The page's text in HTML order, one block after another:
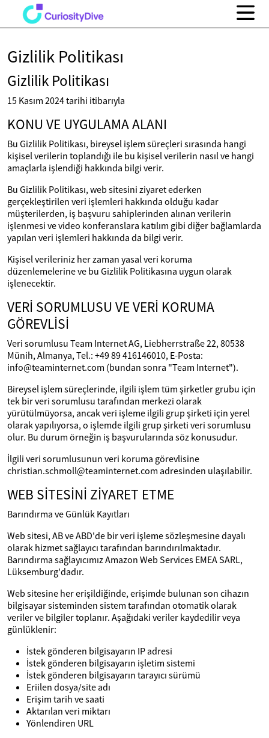
Gizlilik Politikası
Gizlilik Politikası
15 Kasım 2024 tarihi itibarıyla
KONU VE UYGULAMA ALANI
Bu Gizlilik Politikası, bireysel işlem süreçleri sırasında hangi
kişisel verilerin toplandığı ile bu kişisel verilerin nasıl ve hangi
amaçlarla işlendiği hakkında bilgi verir.
Bu Gizlilik Politikası, web sitesini ziyaret ederken
gerçekleştirilen veri işlemleri hakkında olduğu kadar
müşterilerden, iş başvuru sahiplerinden alınan verilerin
işlenmesi ve video konferanslara katılım gibi diğer bağlamlarda
yapılan veri işlemleri hakkında da bilgi verir.
Kişisel verileriniz her zaman yasal veri koruma
düzenlemelerine ve bu Gizlilik Politikasına uygun olarak
işlenecektir.
VERİ SORUMLUSU VE VERİ KORUMA
GÖREVLİSİ
Veri sorumlusu Team Internet AG, Liebherrstraße 22, 80538
Münih, Almanya, Tel.: +49 89 416146010, E-Posta:
info@teaminternet.com (bundan sonra "Team Internet").
Bireysel işlem süreçlerinde, ilgili işlem tüm şirketler grubu için
tek bir veri sorumlusu tarafından merkezi olarak
yürütülmüyorsa, ancak veri işleme ilgili grup şirketi için yerel
olarak yapılıyorsa, o işlemde ilgili grup şirketi veri sorumlusu
olur. Bu durum örneğin iş başvurularında söz konusudur.
İlgili veri sorumlusunun veri koruma görevlisine
christian.schmoll@teaminternet.com adresinden ulaşılabilir.
WEB SİTESİNİ ZİYARET ETME
Barındırma ve Günlük Kayıtları
Web sitesi, AB ve ABD'de bir veri işleme sözleşmesine dayalı
olarak hizmet sağlayıcı tarafından barındırılmaktadır.
Barındırma sağlayıcımız Amazon Web Services EMEA SARL,
Lüksemburg'dadır.
Web sitesine her erişildiğinde, erişimde bulunan son cihazın
bilgisayar sisteminden sistem tarafından otomatik olarak
veriler ve bilgiler toplanır. Aşağıdaki veriler kaydedilir veya
günlüklenir:
İstek gönderen bilgisayarın IP adresi
İstek gönderen bilgisayarın işletim sistemi
İstek gönderen bilgisayarın tarayıcı sürümü
Eriilen dosya/site adı
Erişim tarih ve saati
Aktarılan veri miktarı
Yönlendiren URL